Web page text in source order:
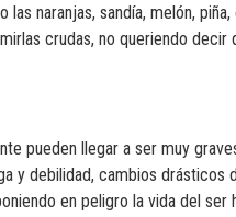
naranjas, sandía, melón,
crudas, no queriendo decir
pueden llegar a ser muy
y debilidad, cambios drásticos
en peligro la vida del ser